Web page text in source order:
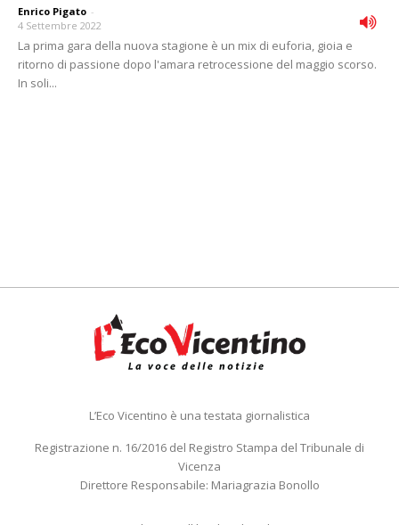
Enrico Pigato -
4 Settembre 2022
La prima gara della nuova stagione è un mix di euforia, gioia e
ritorno di passione dopo l'amara retrocessione del maggio scorso.
In soli...
L’Eco Vicentino è una testata giornalistica
Registrazione n. 16/2016 del Registro Stampa del Tribunale di
Vicenza
Direttore Responsabile: Mariagrazia Bonollo